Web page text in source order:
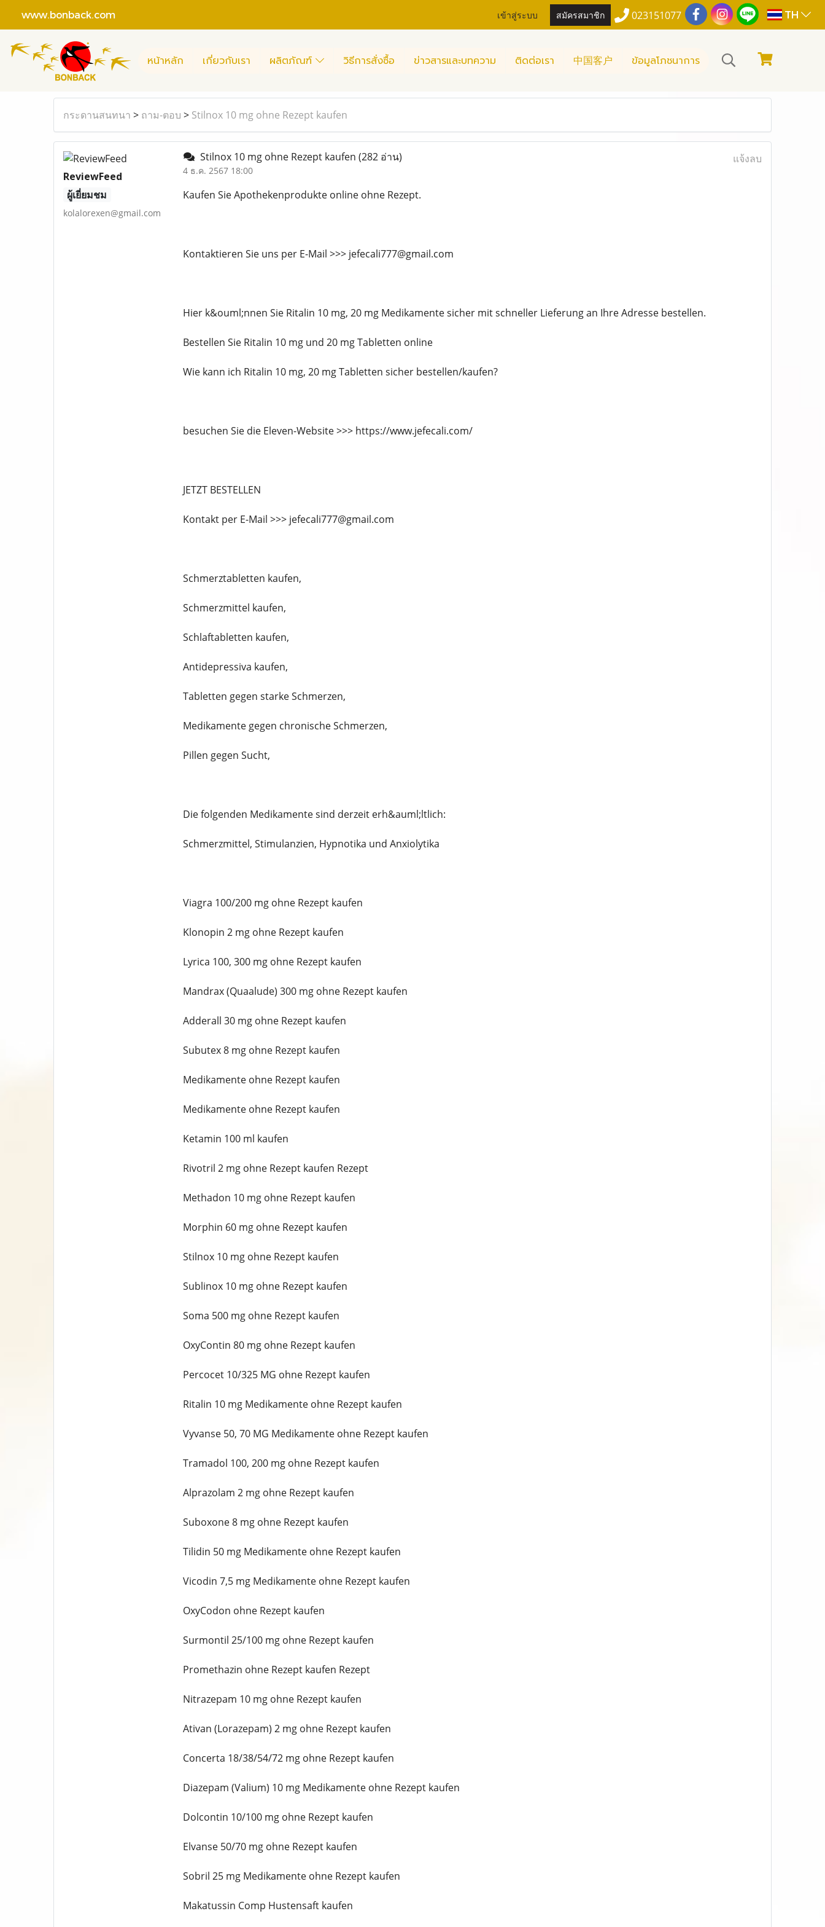
www.bonback.com เข้าสู่ระบบ สมัครสมาชิก 023151077 TH
หน้าหลัก เกี่ยวกับเรา ผลิตภัณฑ์ วิธีการสั่งซื้อ ข่าวสารและบทความ ติดต่อเรา 中国客户 ข้อมูลโภชนาการ
กระดานสนทนา > ถาม-ตอบ > Stilnox 10 mg ohne Rezept kaufen
ReviewFeed
ผู้เยี่ยมชม
kolalorexen@gmail.com
Stilnox 10 mg ohne Rezept kaufen (282 อ่าน)
4 ธ.ค. 2567 18:00
แจ้งลบ
Kaufen Sie Apothekenprodukte online ohne Rezept.
Kontaktieren Sie uns per E-Mail >>> jefecali777@gmail.com
Hier k&ouml;nnen Sie Ritalin 10 mg, 20 mg Medikamente sicher mit schneller Lieferung an Ihre Adresse bestellen.
Bestellen Sie Ritalin 10 mg und 20 mg Tabletten online
Wie kann ich Ritalin 10 mg, 20 mg Tabletten sicher bestellen/kaufen?
besuchen Sie die Eleven-Website >>> https://www.jefecali.com/
JETZT BESTELLEN
Kontakt per E-Mail >>> jefecali777@gmail.com
Schmerztabletten kaufen,
Schmerzmittel kaufen,
Schlaftabletten kaufen,
Antidepressiva kaufen,
Tabletten gegen starke Schmerzen,
Medikamente gegen chronische Schmerzen,
Pillen gegen Sucht,
Die folgenden Medikamente sind derzeit erh&auml;ltlich:
Schmerzmittel, Stimulanzien, Hypnotika und Anxiolytika
Viagra 100/200 mg ohne Rezept kaufen
Klonopin 2 mg ohne Rezept kaufen
Lyrica 100, 300 mg ohne Rezept kaufen
Mandrax (Quaalude) 300 mg ohne Rezept kaufen
Adderall 30 mg ohne Rezept kaufen
Subutex 8 mg ohne Rezept kaufen
Medikamente ohne Rezept kaufen
Medikamente ohne Rezept kaufen
Ketamin 100 ml kaufen
Rivotril 2 mg ohne Rezept kaufen Rezept
Methadon 10 mg ohne Rezept kaufen
Morphin 60 mg ohne Rezept kaufen
Stilnox 10 mg ohne Rezept kaufen
Sublinox 10 mg ohne Rezept kaufen
Soma 500 mg ohne Rezept kaufen
OxyContin 80 mg ohne Rezept kaufen
Percocet 10/325 MG ohne Rezept kaufen
Ritalin 10 mg Medikamente ohne Rezept kaufen
Vyvanse 50, 70 MG Medikamente ohne Rezept kaufen
Tramadol 100, 200 mg ohne Rezept kaufen
Alprazolam 2 mg ohne Rezept kaufen
Suboxone 8 mg ohne Rezept kaufen
Tilidin 50 mg Medikamente ohne Rezept kaufen
Vicodin 7,5 mg Medikamente ohne Rezept kaufen
OxyCodon ohne Rezept kaufen
Surmontil 25/100 mg ohne Rezept kaufen
Promethazin ohne Rezept kaufen Rezept
Nitrazepam 10 mg ohne Rezept kaufen
Ativan (Lorazepam) 2 mg ohne Rezept kaufen
Concerta 18/38/54/72 mg ohne Rezept kaufen
Diazepam (Valium) 10 mg Medikamente ohne Rezept kaufen
Dolcontin 10/100 mg ohne Rezept kaufen
Elvanse 50/70 mg ohne Rezept kaufen
Sobril 25 mg Medikamente ohne Rezept kaufen
Makatussin Comp Hustensaft kaufen